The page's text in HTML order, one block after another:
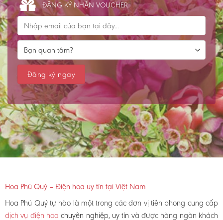
ĐĂNG KÝ NHẬN VOUCHER
Hoa Phú Quý – Điện hoa uy tín tại Việt Nam
Hoa Phú Quý tự hào là một trong các đơn vị tiên phong cung cấp
dịch vụ điện hoachuyên nghiệp, uy tín và được hàng ngàn khách